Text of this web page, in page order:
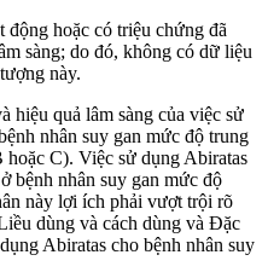
động hoặc có triệu chứng đã
sàng; do đó, không có dữ liệu
này.
hiệu quả lâm sàng của việc sử
nhân suy gan mức độ trung
C). Việc sử dụng Abiratas
bệnh nhân suy gan mức độ
này lợi ích phải vượt trội rõ
dùng và cách dùng và Đặc
Abiratas cho bệnh nhân suy